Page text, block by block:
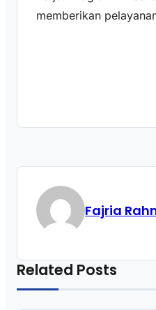
memberikan
Fajria
Related Posts